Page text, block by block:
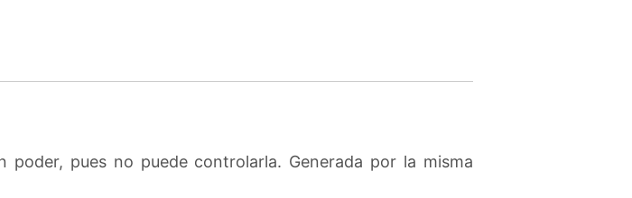
pues no puede controlarla. Generada por la misma